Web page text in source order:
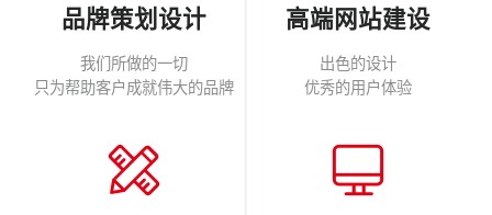
品牌策划设计
我们所做的一切
只为帮助客户成就伟大的品牌
高端网站建设
出色的设计
优秀的用户体验